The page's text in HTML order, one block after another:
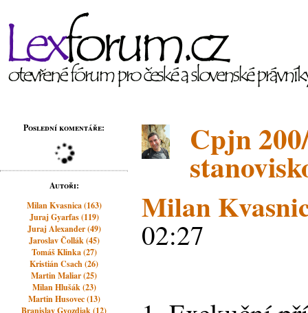
Poslední komentáře:
Autoři:
Milan Kvasnica (163)
Juraj Gyarfas (119)
Juraj Alexander (49)
Jaroslav Čollák (45)
Tomáš Klinka (27)
Kristián Csach (26)
Martin Maliar (25)
Milan Hlušák (23)
Martin Husovec (13)
Branislav Gvozdiak (12)
Cpjn
Milan
02:27